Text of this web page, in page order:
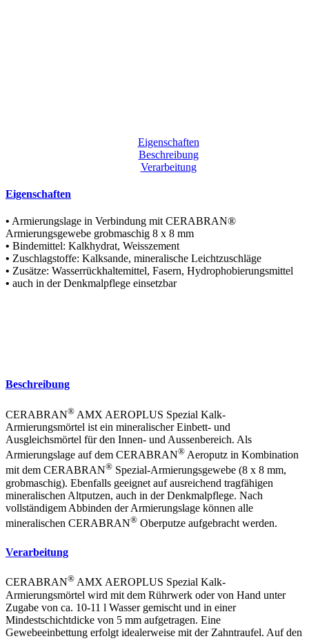
Eigenschaften
Beschreibung
Verarbeitung
Eigenschaften
• Armierungslage in Verbindung mit CERABRAN®
Armierungsgewebe grobmaschig 8 x 8 mm
• Bindemittel: Kalkhydrat, Weisszement
• Zuschlagstoffe: Kalksande, mineralische Leichtzuschläge
• Zusätze: Wasserrückhaltemittel, Fasern, Hydrophobierungsmittel
• auch in der Denkmalpflege einsetzbar
Beschreibung
CERABRAN® AMX AEROPLUS Spezial Kalk-
Armierungsmörtel ist ein mineralischer Einbett- und
Ausgleichsmörtel für den Innen- und Aussenbereich. Als
Armierungslage auf dem CERABRAN® Aeroputz in Kombination
mit dem CERABRAN® Spezial-Armierungsgewebe (8 x 8 mm,
grobmaschig). Ebenfalls geeignet auf ausreichend tragfähigen
mineralischen Altputzen, auch in der Denkmalpflege. Nach
vollständigem Abbinden der Armierungslage können alle
mineralischen CERABRAN® Oberputze aufgebracht werden.
Verarbeitung
CERABRAN® AMX AEROPLUS Spezial Kalk-
Armierungsmörtel wird mit dem Rührwerk oder von Hand unter
Zugabe von ca. 10-11 l Wasser gemischt und in einer
Mindestschichtdicke von 5 mm aufgetragen. Eine
Gewebeeinbettung erfolgt idealerweise mit der Zahntraufel. Auf den